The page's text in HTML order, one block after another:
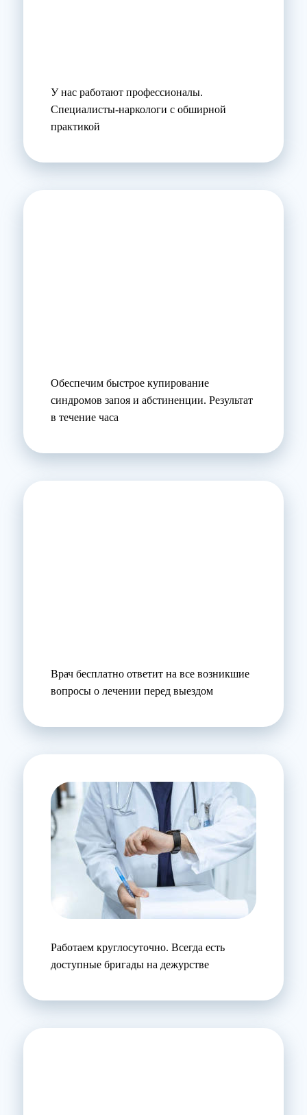
У нас работают профессионалы.
Специалисты-наркологи с обширной
практикой
Обеспечим быстрое купирование
синдромов запоя и абстиненции. Результат
в течение часа
Врач бесплатно ответит на все возникшие
вопросы о лечении перед выездом
Работаем круглосуточно. Всегда есть
доступные бригады на дежурстве